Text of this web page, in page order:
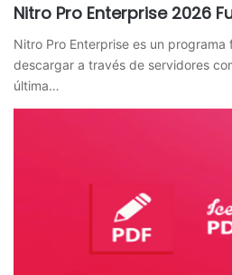
Nitro Pro Enterprise 2026
Nitro Pro Enterprise es un programa
descargar a través de servidores
última…